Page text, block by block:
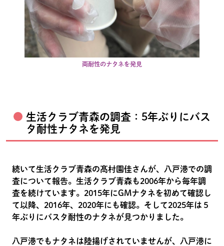
両耐性のナタネを発見
生活クラブ青森の調査：5年ぶりにバス
タ耐性ナタネを発見
続いて生活クラブ青森の髙村園佳さんが、八戸港での調
査について報告。生活クラブ青森も2006年から毎年調
査を続けています。2015年にGMナタネを初めて確認し
て以降、2016年、2020年にも確認。そして2025年は５
年ぶりにバスタ耐性のナタネが見つかりました。
八戸港でもナタネは陸揚げされていませんが、八戸港に